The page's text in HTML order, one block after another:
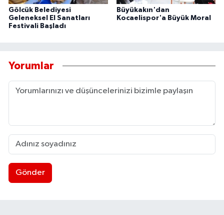
Gölcük Belediyesi
Geleneksel El Sanatları
Festivali Başladı
Büyükakın'dan
Kocaelispor'a Büyük Moral
Yorumlar
Gönder